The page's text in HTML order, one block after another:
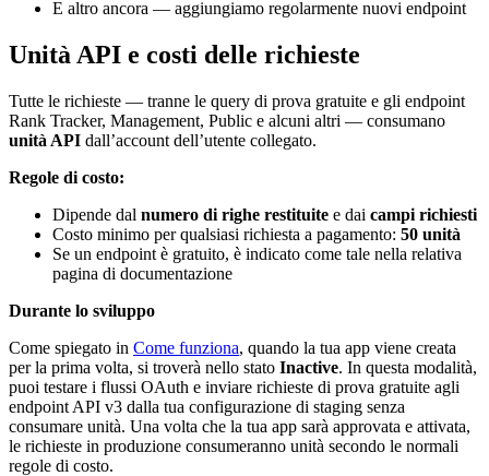
E altro ancora — aggiungiamo regolarmente nuovi endpoint
Unità API e costi delle richieste
Tutte le richieste — tranne le query di prova gratuite e gli endpoint
Rank Tracker, Management, Public e alcuni altri — consumano
unità API dall’account dell’utente collegato.
Regole di costo:
Dipende dal numero di righe restituite e dai campi richiesti
Costo minimo per qualsiasi richiesta a pagamento: 50 unità
Se un endpoint è gratuito, è indicato come tale nella relativa
pagina di documentazione
Durante lo sviluppo
Come spiegato in Come funziona, quando la tua app viene creata
per la prima volta, si troverà nello stato Inactive. In questa modalità,
puoi testare i flussi OAuth e inviare richieste di prova gratuite agli
endpoint API v3 dalla tua configurazione di staging senza
consumare unità. Una volta che la tua app sarà approvata e attivata,
le richieste in produzione consumeranno unità secondo le normali
regole di costo.